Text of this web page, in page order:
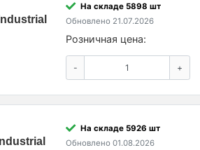
На складе 5898 шт
Обновлено 21.07.2026
Розничная цена:
- +
На складе 5926 шт
Обновлено 01.08.2026